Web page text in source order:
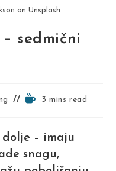
on Unsplash
sedmični
Reading3 mins read
dolje – imaju
snagu,